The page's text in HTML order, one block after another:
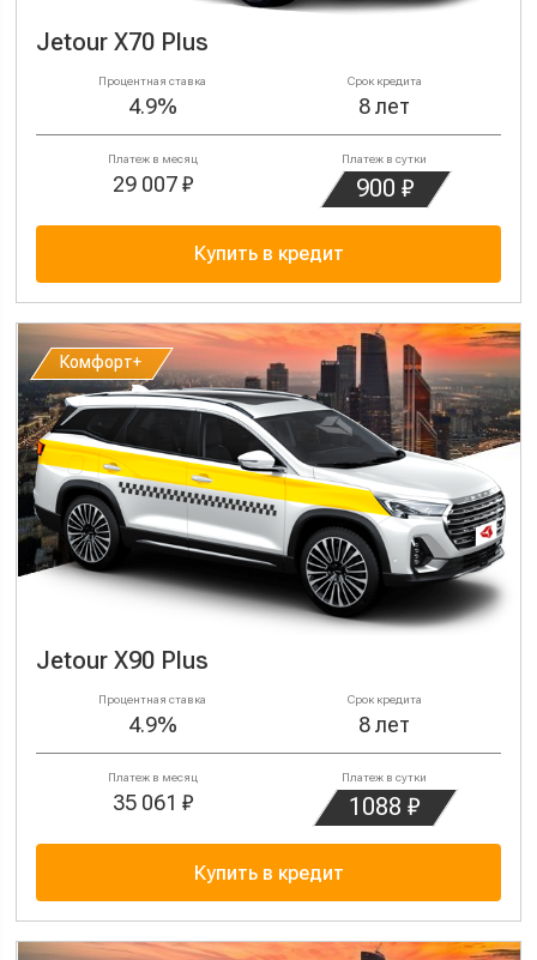
Jetour X70 Plus
Процентная ставка
4.9%
Срок кредита
8 лет
Платеж в месяц
29 007 ₽
Платеж в сутки
900 ₽
Купить в кредит
Комфорт+
Комфорт+
Jetour X90 Plus
Процентная ставка
4.9%
Срок кредита
8 лет
Платеж в месяц
35 061 ₽
Платеж в сутки
1088 ₽
Купить в кредит